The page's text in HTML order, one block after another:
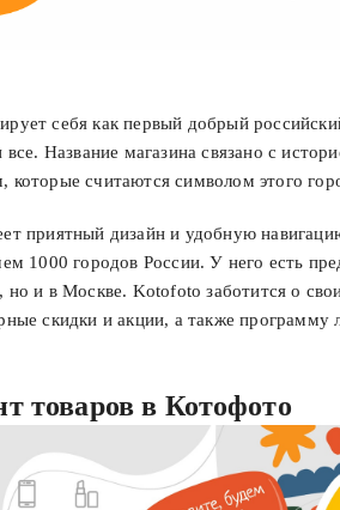
включая электронику, бытовую
себя как первый добрый
все. Название магазина связано с
считаются символом этого
приятный дизайн и удобную
1000 городов России. У него есть
но и в Москве. Kotofoto заботится о
скидки и акции, а также программу
товаров в Котофото